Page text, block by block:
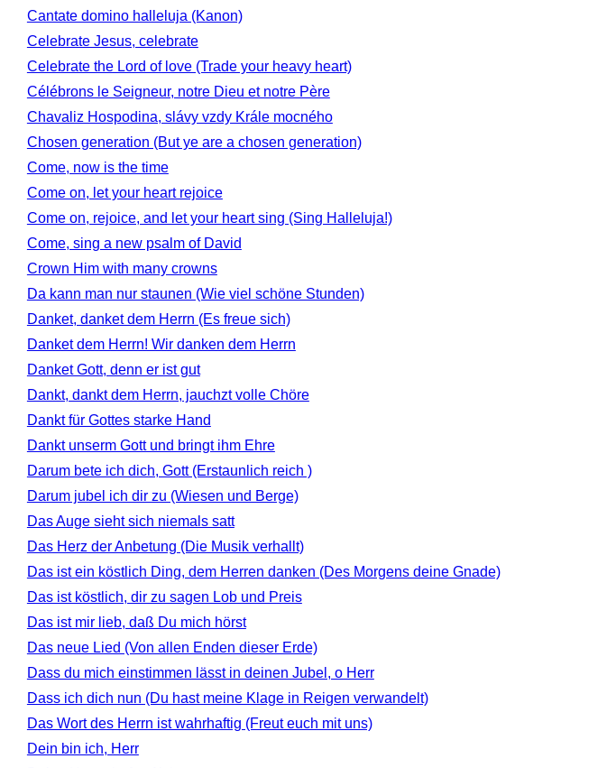
Cantate domino halleluja (Kanon)
Celebrate Jesus, celebrate
Celebrate the Lord of love (Trade your heavy heart)
Célébrons le Seigneur, notre Dieu et notre Père
Chavaliz Hospodina, slávy vzdy Krále mocného
Chosen generation (But ye are a chosen generation)
Come, now is the time
Come on, let your heart rejoice
Come on, rejoice, and let your heart sing (Sing Halleluja!)
Come, sing a new psalm of David
Crown Him with many crowns
Da kann man nur staunen (Wie viel schöne Stunden)
Danket, danket dem Herrn (Es freue sich)
Danket dem Herrn! Wir danken dem Herrn
Danket Gott, denn er ist gut
Dankt, dankt dem Herrn, jauchzt volle Chöre
Dankt für Gottes starke Hand
Dankt unserm Gott und bringt ihm Ehre
Darum bete ich dich, Gott (Erstaunlich reich )
Darum jubel ich dir zu (Wiesen und Berge)
Das Auge sieht sich niemals satt
Das Herz der Anbetung (Die Musik verhallt)
Das ist ein köstlich Ding, dem Herren danken (Des Morgens deine Gnade)
Das ist köstlich, dir zu sagen Lob und Preis
Das ist mir lieb, daß Du mich hörst
Das neue Lied (Von allen Enden dieser Erde)
Dass du mich einstimmen lässt in deinen Jubel, o Herr
Dass ich dich nun (Du hast meine Klage in Reigen verwandelt)
Das Wort des Herrn ist wahrhaftig (Freut euch mit uns)
Dein bin ich, Herr